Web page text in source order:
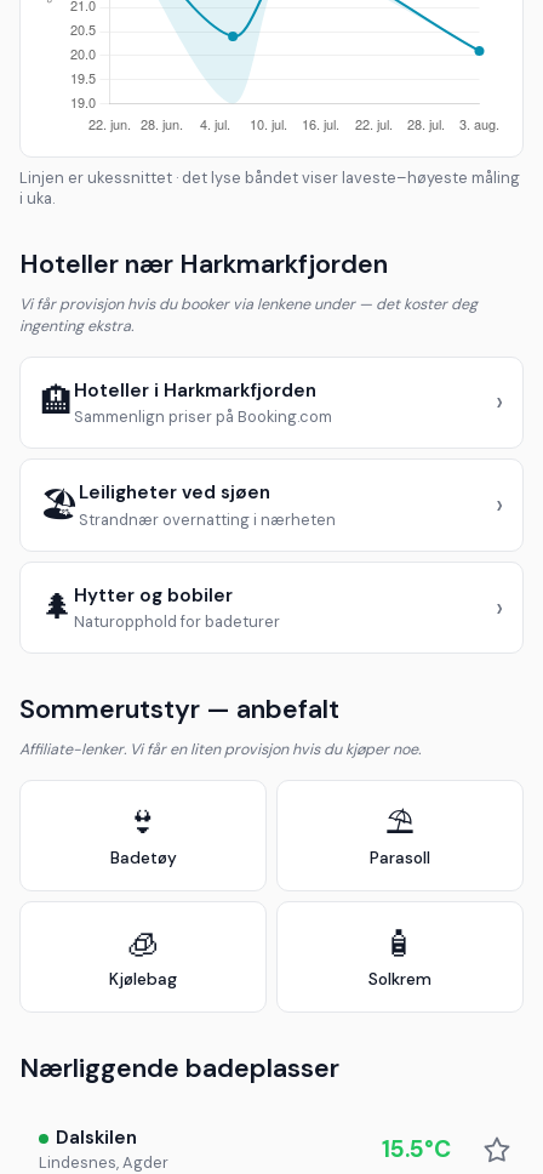
Linjen er ukessnittet · det lyse båndet viser laveste–høyeste måling
i uka.
Hoteller nær Harkmarkfjorden
Vi får provisjon hvis du booker via lenkene under — det koster deg
ingenting ekstra.
🏨 Hoteller i Harkmarkfjorden
Sammenlign priser på Booking.com ›
🏖️ Leiligheter ved sjøen
Strandnær overnatting i nærheten ›
🌲 Hytter og bobiler
Naturopphold for badeturer ›
Sommerutstyr — anbefalt
Affiliate-lenker. Vi får en liten provisjon hvis du kjøper noe.
👙
Badetøy
⛱️
Parasoll
🧊
Kjølebag
🧴
Solkrem
Nærliggende badeplasser
Dalskilen
Lindesnes, Agder 15.5°C